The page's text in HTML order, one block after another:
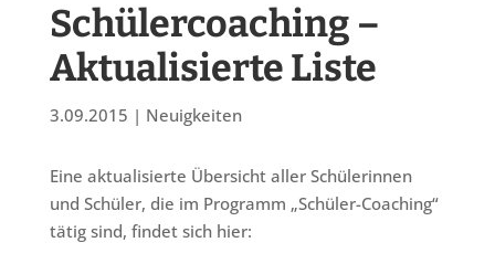
Schülercoaching –
Aktualisierte Liste
3.09.2015 | Neuigkeiten
Eine aktualisierte Übersicht aller Schülerinnen
und Schüler, die im Programm „Schüler-Coaching“
tätig sind, findet sich hier: